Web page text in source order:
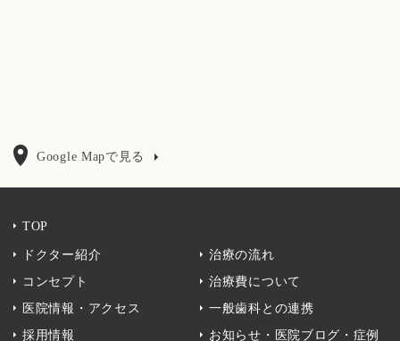
Google Mapで見る
TOP
ドクター紹介
治療の流れ
コンセプト
治療費について
医院情報・アクセス
一般歯科との連携
採用情報
お知らせ・医院ブログ・症例